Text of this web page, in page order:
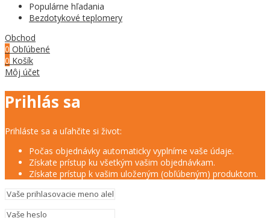
Populárne hľadania
Bezdotykové teplomery
Obchod
0 Obľúbené
0 Košík
Môj účet
Prihlás sa
Prihláste sa a uľahčite si život:
Počas objednávky automaticky vyplníme vaše údaje.
Získate prístup ku všetkým vašim objednávkam.
Získate prístup k vašim uloženým (obľúbeným) produktom.